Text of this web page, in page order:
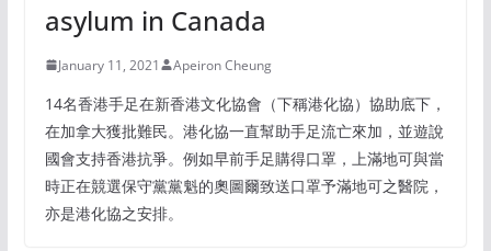
asylum in Canada
January 11, 2021 Apeiron Cheung
14名香港手足在新香港文化協會（下稱港化協）協助底下，
在加拿大獲批難民。港化協一直幫助手足流亡來加，並遊說
國會支持香港抗爭。例如早前手足購得口罩，上滿地可與當
時正在競選保守黨黨魁的奧圖爾致送口罩予滿地可之醫院，
亦是港化協之安排。